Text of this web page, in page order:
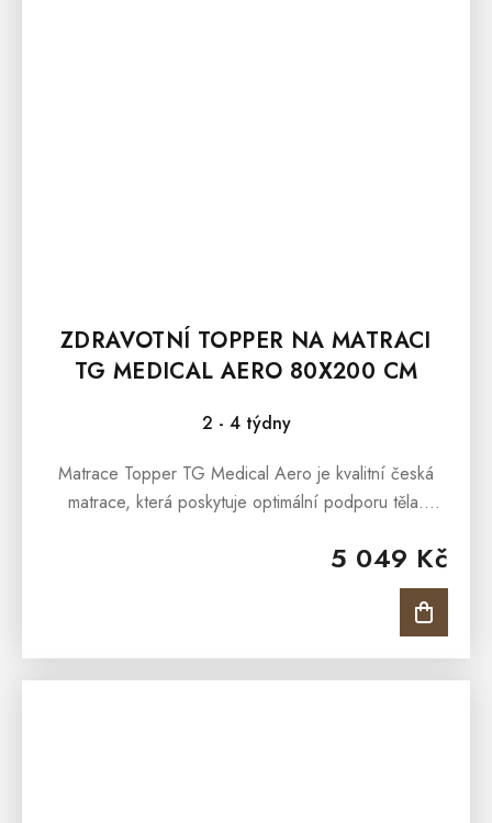
ZDRAVOTNÍ TOPPER NA MATRACI
TG MEDICAL AERO 80X200 CM
2 - 4 týdny
5 049 Kč
Matrace Topper TG Medical Aero je kvalitní česká
matrace, která poskytuje optimální podporu těla.